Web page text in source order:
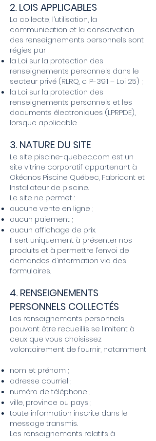
2. LOIS APPLICABLES
La collecte, l’utilisation, la
communication et la conservation
des renseignements personnels sont
régies par :
la Loi sur la protection des
renseignements personnels dans le
secteur privé (RLRQ, c. P-39.1 – Loi 25) ;
la Loi sur la protection des
renseignements personnels et les
documents électroniques (LPRPDE),
lorsque applicable.
3. NATURE DU SITE
Le site piscine-quebec.com est un
site vitrine corporatif appartenant à
Okéanos Piscine Québec, Fabricant et
Installateur de piscine.
Le site ne permet :
aucune vente en ligne ;
aucun paiement ;
aucun affichage de prix.
Il sert uniquement à présenter nos
produits et à permettre l’envoi de
demandes d’information via des
formulaires.
4. RENSEIGNEMENTS
PERSONNELS COLLECTÉS
Les renseignements personnels
pouvant être recueillis se limitent à
ceux que vous choisissez
volontairement de fournir, notamment
:
nom et prénom ;
adresse courriel ;
numéro de téléphone ;
ville, province ou pays ;
toute information inscrite dans le
message transmis.
Les renseignements relatifs à